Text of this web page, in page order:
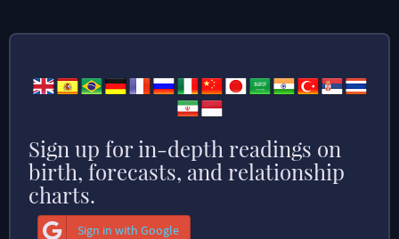
Sign up for in-depth readings on
birth, forecasts, and relationship
charts.
Sign in with Google